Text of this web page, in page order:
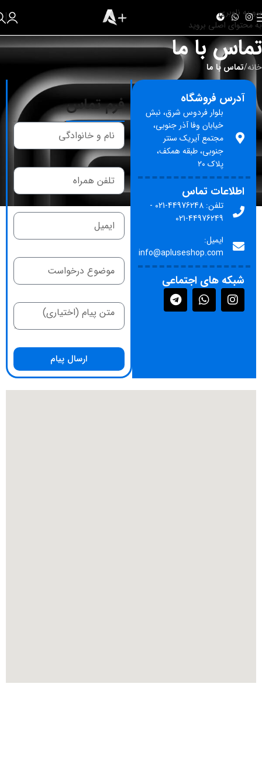
برو به ناوبری
به محتوای اصلی بروید
تماس با ما
خانه/تماس با ما
آدرس فروشگاه
بلوار فردوس شرق، نبش
خیابان وفا آذر جنوبی،
مجتمع آیریک سنتر
جنوبی، طبقه همکف،
پلاک ۲۰
اطلاعات تماس
تلفن: 44976248-021 -
44976249-021
ایمیل:
info@apluseshop.com
شبکه های اجتماعی
فرم تماس
ارسال پیام